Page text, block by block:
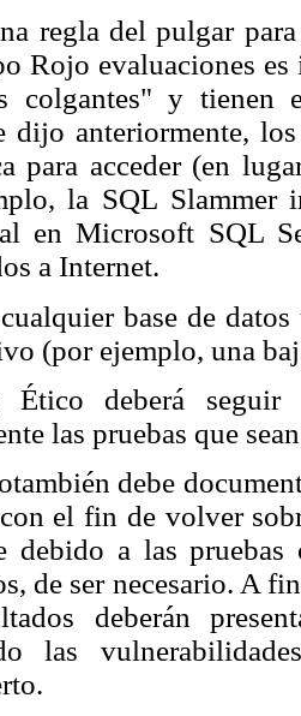
regla del pulgar
Rojo evaluaciones
colgantes" y tienen
dijo anteriormente,
para acceder (en
la SQL Slammer
en Microsoft SQL
a Internet.
base de
(por ejemplo, una
Ético deberá seguir
las pruebas que
debe
el fin de volver
debido a las
de ser necesario. A
deberán
las